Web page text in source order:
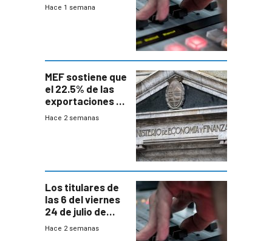
Hace 1 semana
MEF sostiene que
el 22.5% de las
exportaciones a
EE.UU se verán
Hace 2 semanas
Los titulares de
las 6 del viernes
24 de julio de
2026
Hace 2 semanas